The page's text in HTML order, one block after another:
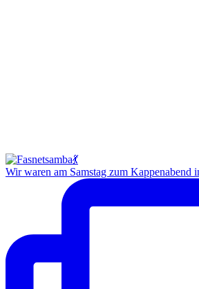
Wir waren am Samstag zum Kappenabend